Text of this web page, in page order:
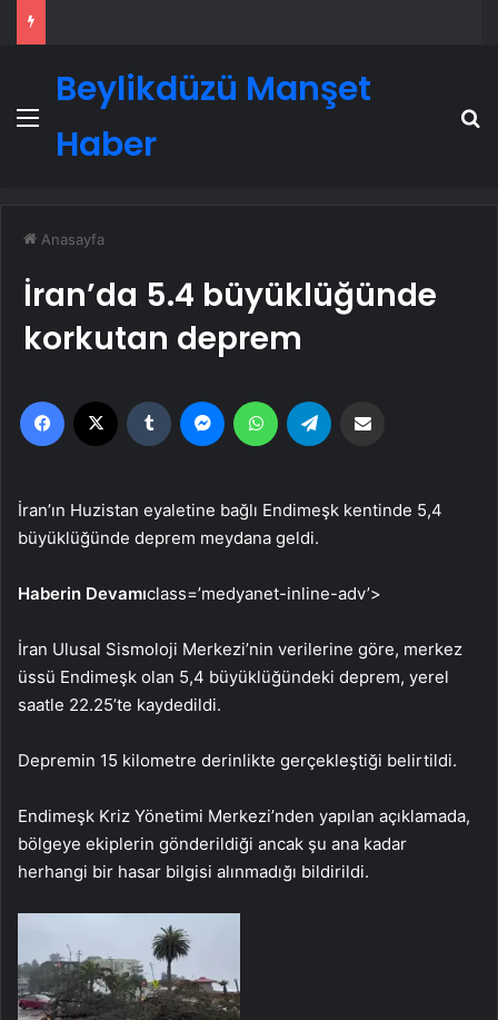
Menü
Beylikdüzü Manşet
Haber
Anasayfa
İran’da 5.4 büyüklüğünde
korkutan deprem
Facebook Tumblr MessengerWhatsApp
İran’ın Huzistan eyaletine bağlı Endimeşk kentinde 5,4
büyüklüğünde deprem meydana geldi.
Haberin Devamıclass=’medyanet-inline-adv’>
İran Ulusal Sismoloji Merkezi’nin verilerine göre, merkez
üssü Endimeşk olan 5,4 büyüklüğündeki deprem, yerel
saatle 22.25’te kaydedildi.
Depremin 15 kilometre derinlikte gerçekleştiği belirtildi.
Endimeşk Kriz Yönetimi Merkezi’nden yapılan açıklamada,
bölgeye ekiplerin gönderildiği ancak şu ana kadar
herhangi bir hasar bilgisi alınmadığı bildirildi.